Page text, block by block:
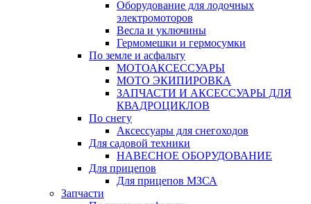
Оборудование для лодочных
электромоторов
Весла и уключины
Гермомешки и гермосумки
По земле и асфальту
МОТОАКСЕССУАРЫ
МОТО ЭКИПИРОВКА
ЗАПЧАСТИ И АКСЕССУАРЫ ДЛЯ
КВАДРОЦИКЛОВ
По снегу
Аксессуары для снегоходов
Для садовой техники
НАВЕСНОЕ ОБОРУДОВАНИЕ
Для прицепов
Для прицепов МЗСА
Запчасти